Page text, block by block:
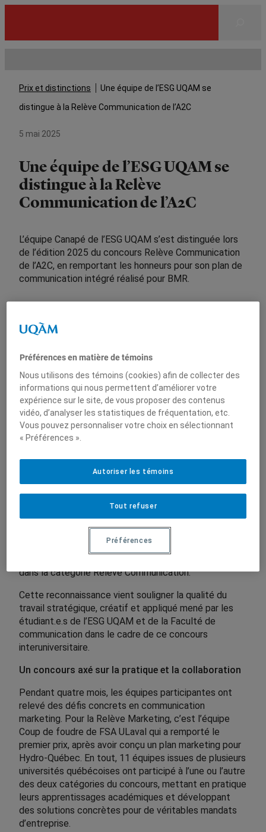
Prix et distinctions
Une équipe de l’ESG UQAM se
distingue à la Relève Communication de l’A2C
5 mai 2025
Une équipe de l’ESG UQAM se
distingue à la Relève
Communication de l’A2C
L’équipe Canapé de l’ESG UQAM s’est distinguée lors
de l’édition 2025 du concours Relève Communication
de l’A2C, en remportant les honneurs pour son plan de
communication intégré réalisé pour BMR.
communication de l’UQAM, s’est illustrée lors de
l’édition 2025 du concours
Relève Communication
organisé par l’Association des agences de
communication créative (A2C). L’annonce des
équipes gagnantes a eu lieu lors de laSoirée de
reconnaissance de la relève, qui s’est tenue dans les
bureaux de Publicis Montréal.
Une victoire pour l’équipe Canapé
Le défi de cette année consistait à élaborer un
de communication intégrépour l’entreprise BMR, en
partenariat avec l’agence LG2. L’équipe
composée deKenza Iounousse, Samuel Nollet,
Juliette Patenaude, Émilie Dubois, Marianne
Bousquet, Nicolas Shelehoffet encadrée par
dans la catégorie Relève Communication.
Cette reconnaissance vient souligner la qualité du
travail stratégique, créatif et appliqué mené par les
étudiant.e.s de l’ESG UQAM et de la Faculté de
communication dans le cadre de ce concours
interuniversitaire.
Un concours axé sur la pratique et la collaboration
Pendant quatre mois, les équipes participantes ont
relevé des défis concrets en communication
marketing. Pour la Relève Marketing, c’est l’équipe
Coup de foudre de FSA ULaval qui a remporté le
premier prix, après avoir conçu un plan marketing pour
Hydro-Québec. En tout, 11 équipes issues de plusieurs
universités québécoises ont participé à l’une ou l’autre
des deux catégories du concours, mettant en pratique
leurs apprentissages académiques et développant
des solutions concrètes pour de véritables mandats
d’entreprise.
Préférences en matière de témoins
Nous utilisons des témoins (cookies) afin de collecter des
informations qui nous permettent d’améliorer votre
expérience sur le site, de vous proposer des contenus
vidéo, d’analyser les statistiques de fréquentation, etc.
Vous pouvez personnaliser votre choix en sélectionnant
« Préférences ».
Tout refuser
Autoriser les témoins
Préférences